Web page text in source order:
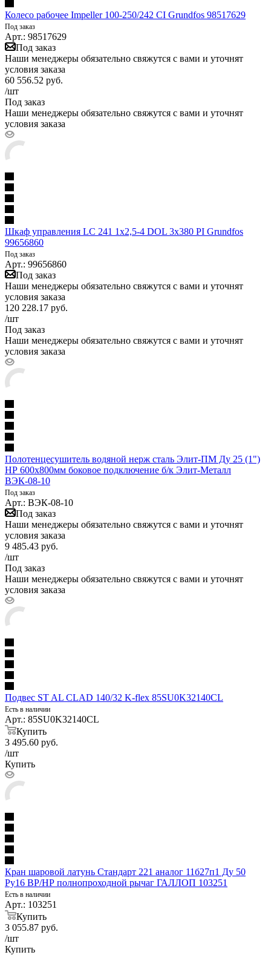
Колесо рабочее Impeller 100-250/242 CI Grundfos 98517629
Под заказ
Арт.: 98517629
Под заказ
Наши менеджеры обязательно свяжутся с вами и уточнят
условия заказа
60 556.52 руб.
/шт
Под заказ
Наши менеджеры обязательно свяжутся с вами и уточнят
условия заказа
Шкаф управления LC 241 1x2,5-4 DOL 3x380 PI Grundfos
99656860
Под заказ
Арт.: 99656860
Под заказ
Наши менеджеры обязательно свяжутся с вами и уточнят
условия заказа
120 228.17 руб.
/шт
Под заказ
Наши менеджеры обязательно свяжутся с вами и уточнят
условия заказа
Полотенцесушитель водяной нерж сталь Элит-ПМ Ду 25 (1")
НР 600х800мм боковое подключение б/к Элит-Металл
ВЭК-08-10
Под заказ
Арт.: ВЭК-08-10
Под заказ
Наши менеджеры обязательно свяжутся с вами и уточнят
условия заказа
9 485.43 руб.
/шт
Под заказ
Наши менеджеры обязательно свяжутся с вами и уточнят
условия заказа
Подвес ST AL CLAD 140/32 K-flex 85SU0K32140CL
Есть в наличии
Арт.: 85SU0K32140CL
Купить
3 495.60 руб.
/шт
Купить
Кран шаровой латунь Стандарт 221 аналог 11б27п1 Ду 50
Ру16 ВР/НР полнопроходной рычаг ГАЛЛОП 103251
Есть в наличии
Арт.: 103251
Купить
3 055.87 руб.
/шт
Купить